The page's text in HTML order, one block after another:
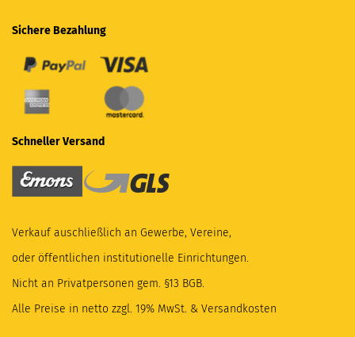
Sichere Bezahlung
Schneller Versand
Verkauf auschließlich an Gewerbe, Vereine,
oder öffentlichen institutionelle Einrichtungen.
Nicht an Privatpersonen gem. §13 BGB.
Alle Preise in netto zzgl. 19% MwSt. & Versandkosten